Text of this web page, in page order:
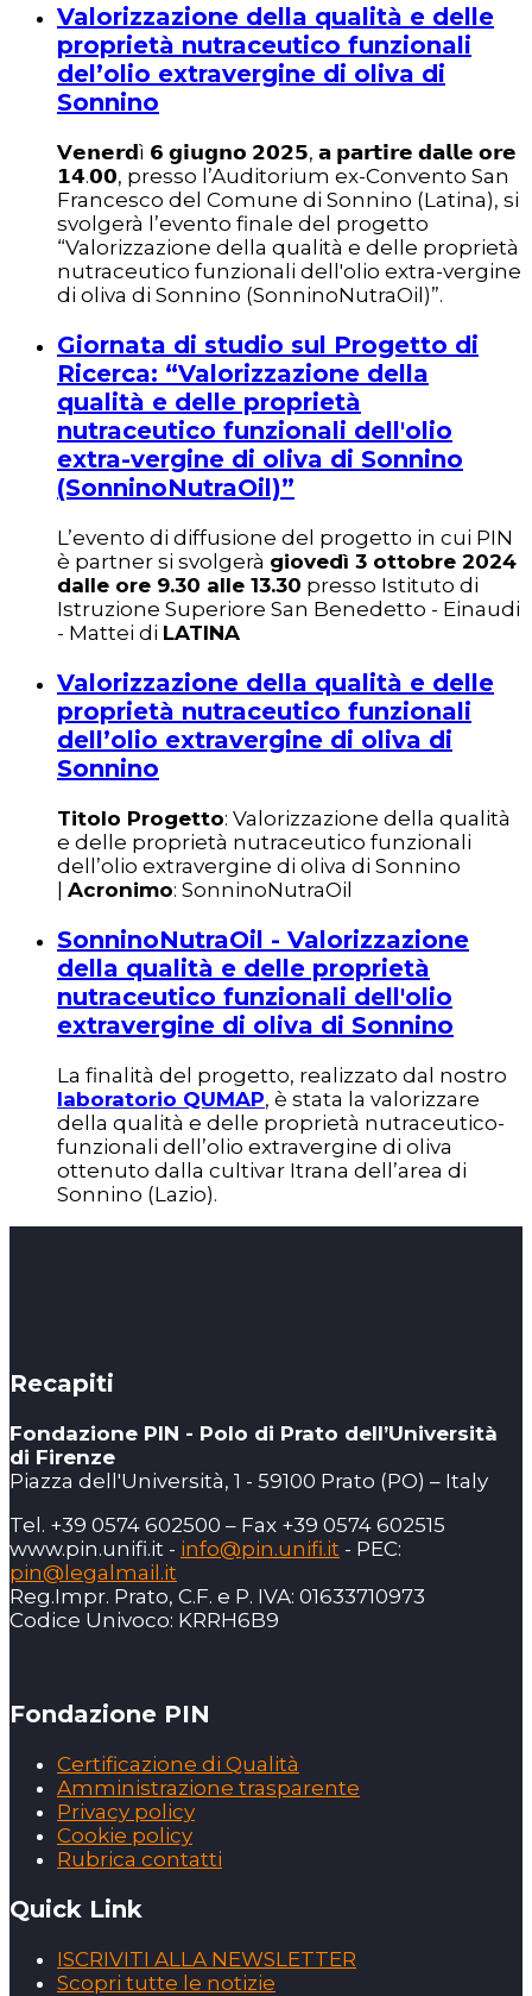
Valorizzazione della qualità e delle
proprietà nutraceutico funzionali
del’olio extravergine di oliva di
Sonnino
V𝗲𝗻𝗲𝗿𝗱ì 𝟲 𝗴𝗶𝘂𝗴𝗻𝗼 𝟮𝟬𝟮𝟱, 𝗮 𝗽𝗮𝗿𝘁𝗶𝗿𝗲 𝗱𝗮𝗹𝗹𝗲 𝗼𝗿𝗲
𝟭𝟰.𝟬𝟬, presso l’Auditorium ex-Convento San
Francesco del Comune di Sonnino (Latina), si
svolgerà l’evento finale del progetto
“Valorizzazione della qualità e delle proprietà
nutraceutico funzionali dell'olio extra-vergine
di oliva di Sonnino (SonninoNutraOil)”.
Giornata di studio sul Progetto di
Ricerca: “Valorizzazione della
qualità e delle proprietà
nutraceutico funzionali dell'olio
extra-vergine di oliva di Sonnino
(SonninoNutraOil)”
L’evento di diffusione del progetto in cui PIN
è partner si svolgerà giovedì 3 ottobre 2024
dalle ore 9.30 alle 13.30 presso Istituto di
Istruzione Superiore San Benedetto - Einaudi
- Mattei di LATINA
Valorizzazione della qualità e delle
proprietà nutraceutico funzionali
dell’olio extravergine di oliva di
Sonnino
Titolo Progetto: Valorizzazione della qualità
e delle proprietà nutraceutico funzionali
dell’olio extravergine di oliva di Sonnino
| Acronimo: SonninoNutraOil
SonninoNutraOil - Valorizzazione
della qualità e delle proprietà
nutraceutico funzionali dell'olio
extravergine di oliva di Sonnino
La finalità del progetto, realizzato dal nostro
laboratorio QUMAP, è stata la valorizzare
della qualità e delle proprietà nutraceutico-
funzionali dell’olio extravergine di oliva
ottenuto dalla cultivar Itrana dell’area di
Sonnino (Lazio).
Recapiti
Fondazione PIN - Polo di Prato dell’Università
di Firenze
Piazza dell'Università, 1 - 59100 Prato (PO) – Italy
Tel. +39 0574 602500 – Fax +39 0574 602515
www.pin.unifi.it - info@pin.unifi.it - PEC:
pin@legalmail.it
Reg.Impr. Prato, C.F. e P. IVA: 01633710973
Codice Univoco: KRRH6B9
Fondazione PIN
Certificazione di Qualità
Amministrazione trasparente
Privacy policy
Cookie policy
Rubrica contatti
Quick Link
ISCRIVITI ALLA NEWSLETTER
Scopri tutte le notizie